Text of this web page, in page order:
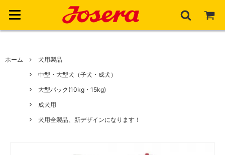
犬用製品一覧
子犬用
ホーム
犬用製品
中型・大型犬（子犬・成犬）
大型パック(10kg・15kg)
成犬用
犬用全製品、新デザインになります！